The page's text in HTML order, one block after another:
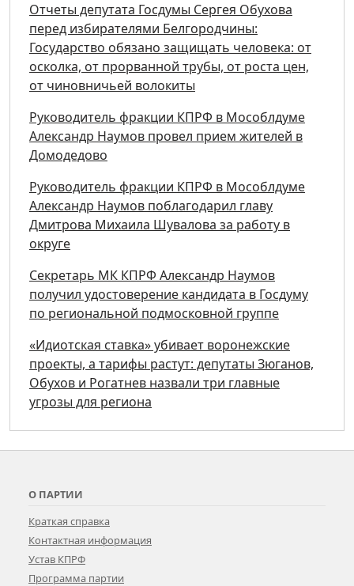
Отчеты депутата Госдумы Сергея Обухова
перед избирателями Белгородчины:
Государство обязано защищать человека: от
осколка, от прорванной трубы, от роста цен,
от чиновничьей волокиты
Руководитель фракции КПРФ в Мособлдуме
Александр Наумов провел прием жителей в
Домодедово
Руководитель фракции КПРФ в Мособлдуме
Александр Наумов поблагодарил главу
Дмитрова Михаила Шувалова за работу в
округе
Секретарь МК КПРФ Александр Наумов
получил удостоверение кандидата в Госдуму
по региональной подмосковной группе
«Идиотская ставка» убивает воронежские
проекты, а тарифы растут: депутаты Зюганов,
Обухов и Рогатнев назвали три главные
угрозы для региона
О ПАРТИИ
Краткая справка
Контактная информация
Устав КПРФ
Программа партии